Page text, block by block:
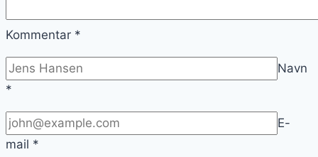
Kommentar *
Navn
*
E-
mail *